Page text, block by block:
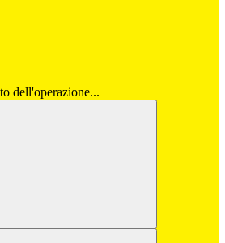
dell'operazione...